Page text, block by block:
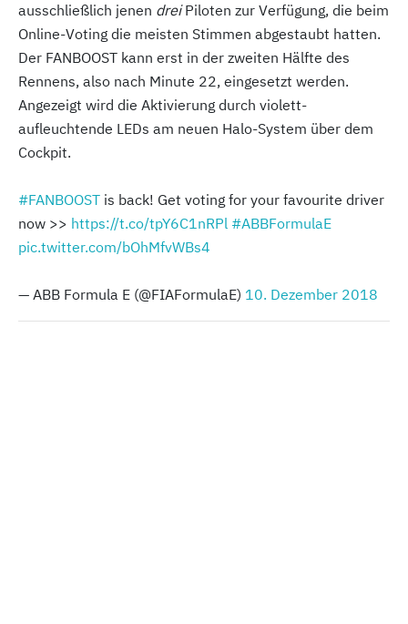
ausschließlich jenen dreiPiloten zur Verfügung, die beim
Online-Voting die meisten Stimmen abgestaubt hatten.
Der FANBOOST kann erst in der zweiten Hälfte des
Rennens, also nach Minute 22, eingesetzt werden.
Angezeigt wird die Aktivierung durch violett-
aufleuchtende LEDs am neuen Halo-System über dem
Cockpit.
#FANBOOST is back! Get voting for your favourite driver
now >> https://t.co/tpY6C1nRPl #ABBFormulaE
pic.twitter.com/bOhMfvWBs4
— ABB Formula E (@FIAFormulaE) 10. Dezember 2018